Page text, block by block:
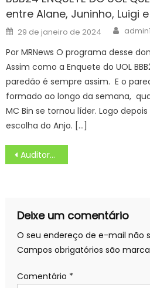
entre Alane, Juninho, Luigi
Posted
on
29 de janeiro de 2024 Author
admin1
Por MRNews O programa desse
Assim como a Enquete do UOL
paredão é sempre assim. E o
formado ao longo da semana,
MC Bin se tornou líder. Logo
escolha do Anjo. […]
Navegação
de
Auditores do Estado compartilham conhecimento e capacitam servidores de MS – Portal do Governo de Mato Grosso do Sul
Deixe um comentário
O seu endereço de e-mail não
Campos obrigatórios são
Comentário *